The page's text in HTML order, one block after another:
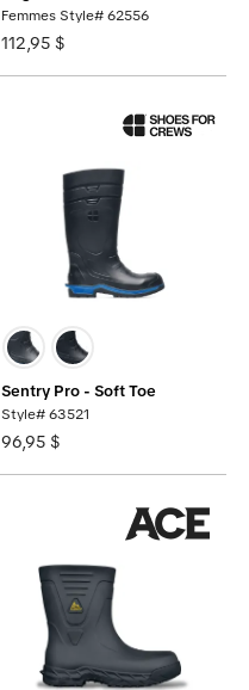
Femmes Style# 62556
112,95 $
Sentry Pro - Soft Toe
Style# 63521
96,95 $